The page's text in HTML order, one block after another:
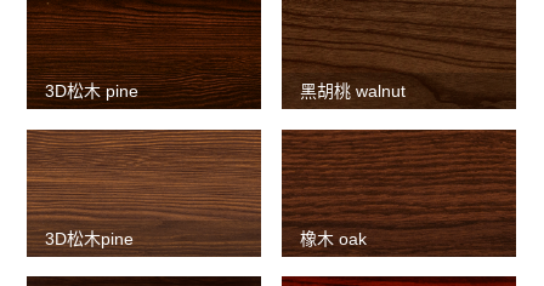
3D松木 pine 黑胡桃 walnut
3D松木pine 橡木 oak